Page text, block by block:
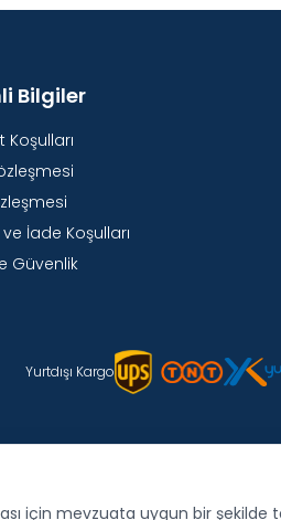
Bilgiler
Koşulları
İade Koşulları
Güvenlik
Yurtdışı Kargo
için mevzuata uygun bir şekilde